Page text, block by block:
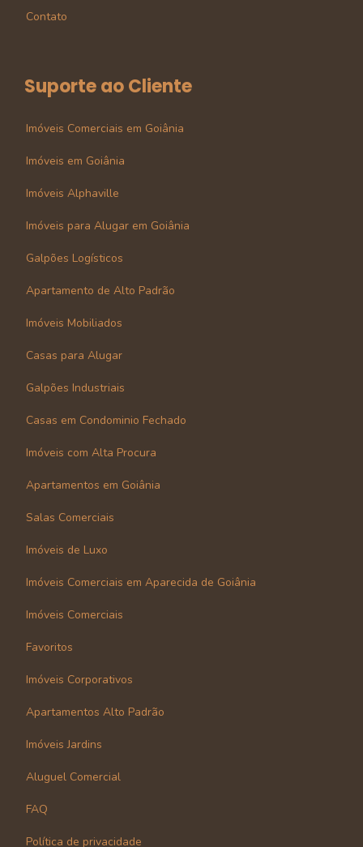
Contato
Suporte ao Cliente
Imóveis Comerciais em Goiânia
Imóveis em Goiânia
Imóveis Alphaville
Imóveis para Alugar em Goiânia
Galpões Logísticos
Apartamento de Alto Padrão
Imóveis Mobiliados
Casas para Alugar
Galpões Industriais
Casas em Condominio Fechado
Imóveis com Alta Procura
Apartamentos em Goiânia
Salas Comerciais
Imóveis de Luxo
Imóveis Comerciais em Aparecida de Goiânia
Imóveis Comerciais
Favoritos
Imóveis Corporativos
Apartamentos Alto Padrão
Imóveis Jardins
Aluguel Comercial
FAQ
Política de privacidade